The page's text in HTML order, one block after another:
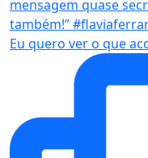
Eu quero ver o que